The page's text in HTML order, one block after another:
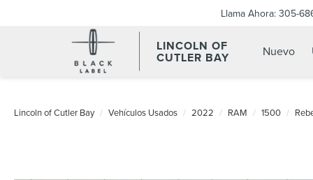
LINCOLN OF
CUTLER BAY
Llama Ahora: 305-
Nuevo
Lincoln of Cutler Bay Vehículos Usados 2022 RAM 1500